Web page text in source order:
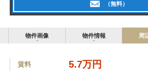
（無料）
物件画像 物件情報 周
賃料 5.7万円